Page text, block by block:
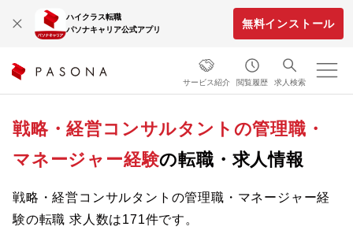
ハイクラス転職
パソナキャリア公式アプリ
無料インストール
サービス紹介 閲覧履歴 求人検索
戦略・経営コンサルタントの管理職・
マネージャー経験の転職・求人情報
戦略・経営コンサルタントの管理職・マネージャー経
験の転職 求人数は171件です。